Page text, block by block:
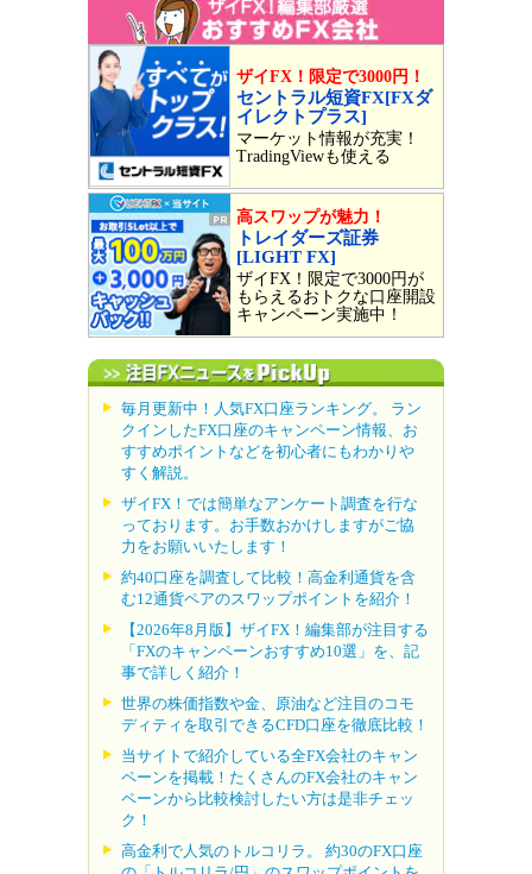
ザイFX！限定で3000円！
セントラル短資FX[FXダ
イレクトプラス]
マーケット情報が充実！
TradingViewも使える
高スワップが魅力！
トレイダーズ証券
[LIGHT FX]
ザイFX！限定で3000円が
もらえるおトクな口座開設
キャンペーン実施中！
毎月更新中！人気FX口座ランキング。 ラン
クインしたFX口座のキャンペーン情報、お
すすめポイントなどを初心者にもわかりや
すく解説。
ザイFX！では簡単なアンケート調査を行な
っております。お手数おかけしますがご協
力をお願いいたします！
約40口座を調査して比較！高金利通貨を含
む12通貨ペアのスワップポイントを紹介！
【2026年8月版】ザイFX！編集部が注目する
「FXのキャンペーンおすすめ10選」を、記
事で詳しく紹介！
世界の株価指数や金、原油など注目のコモ
ディティを取引できるCFD口座を徹底比較！
当サイトで紹介している全FX会社のキャン
ペーンを掲載！たくさんのFX会社のキャン
ペーンから比較検討したい方は是非チェッ
ク！
高金利で人気のトルコリラ。 約30のFX口座